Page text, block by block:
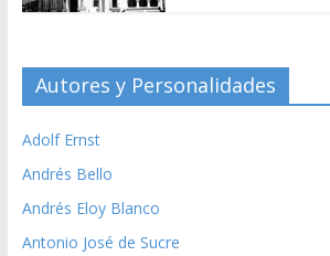
Autores y Personalidades
Adolf Ernst
Andrés Bello
Andrés Eloy Blanco
Antonio José de Sucre